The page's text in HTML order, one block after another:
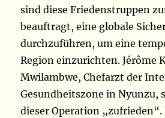
sind diese Friedenstruppen
beauftragt, eine globale
durchzuführen, um eine
Region einzurichten. Jérôme
Mwilambwe, Chefarzt der
Gesundheitszone in Nyunzu,
dieser Operation „zufrieden“.